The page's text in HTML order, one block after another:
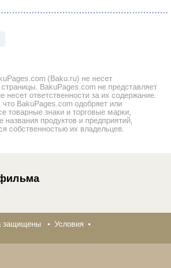
(Baku.ru) не несет
BakuPages.com не представляет
ответственности за их содержание.
BakuPages.com одобряет или
товарные знаки и торговые марки,
продуктов и предприятий,
собственностью их владельцев.
защищены • Условия •